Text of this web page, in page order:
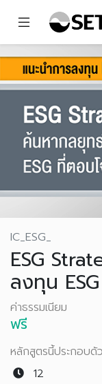
IC_ESG_
ESG
ลงทุน
ค่าธรรมเนียม
ฟรี
หลักสูตรนี้ประกอบด้
12